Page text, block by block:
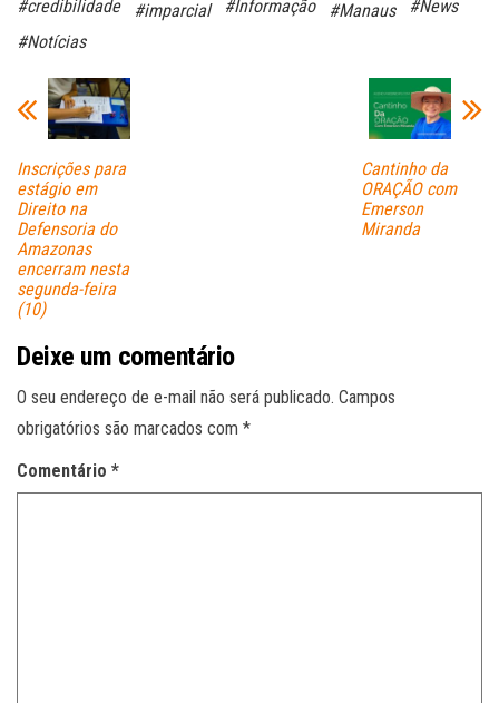
ok
#credibilidade #imparcial #Informação #Manaus
#News
#Notícias
Inscrições para
estágio em
Direito na
Defensoria do
Amazonas
encerram nesta
segunda-feira
(10)
Cantinho da
ORAÇÃO com
Emerson
Miranda
Deixe um comentário
O seu endereço de e-mail não será publicado. Campos
obrigatórios são marcados com *
Comentário *